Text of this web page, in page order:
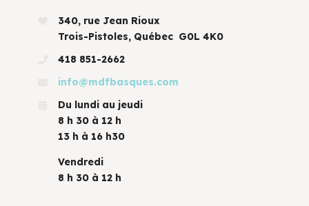
340, rue Jean Rioux
Trois-Pistoles, Québec G0L 4K0
418 851-2662
info@mdfbasques.com
Du lundi au jeudi
8 h 30 à 12 h
13 h à 16 h30
Vendredi
8 h 30 à 12 h